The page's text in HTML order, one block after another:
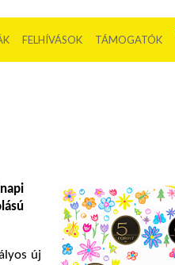
FELHÍVÁSOK TÁMOGATÓK
új